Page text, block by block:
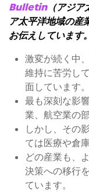
Bulletin（アジア
ア太平洋地域の産
お伝えしています。
激変が続く中
維持に苦労し
面しています。
最も深刻な影
業、航空業の部
しかし、その
ては医療や倉
どの産業も、
決策への移行
ています。